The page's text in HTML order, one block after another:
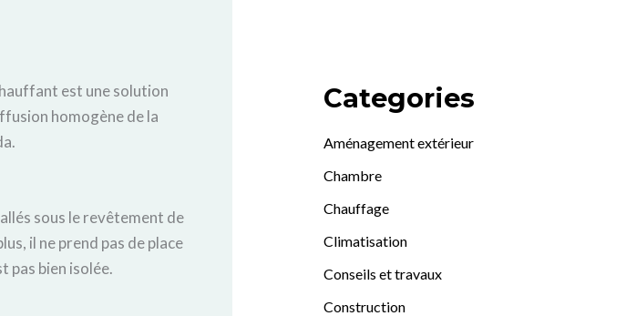
est une solution
homogène de la
sous le revêtement de
il ne prend pas de place
pas bien isolée.
Categories
Aménagement extérieur
Chambre
Chauffage
Climatisation
Conseils et travaux
Construction